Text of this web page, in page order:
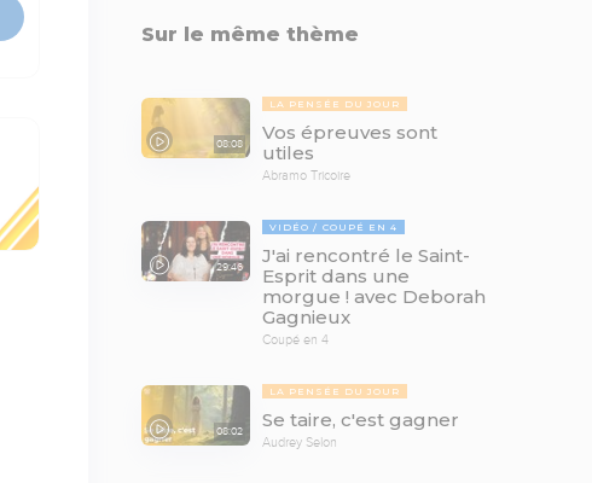
Sur le même thème
08:08
LA PENSÉE DU JOUR
Vos épreuves sont
utiles
Abramo Tricoire
29:46
VIDÉO COUPÉ EN 4
J'ai rencontré le Saint-
Esprit dans une
morgue ! avec Deborah
Gagnieux
Coupé en 4
08:02
LA PENSÉE DU JOUR
Se taire, c'est gagner
Audrey Selon